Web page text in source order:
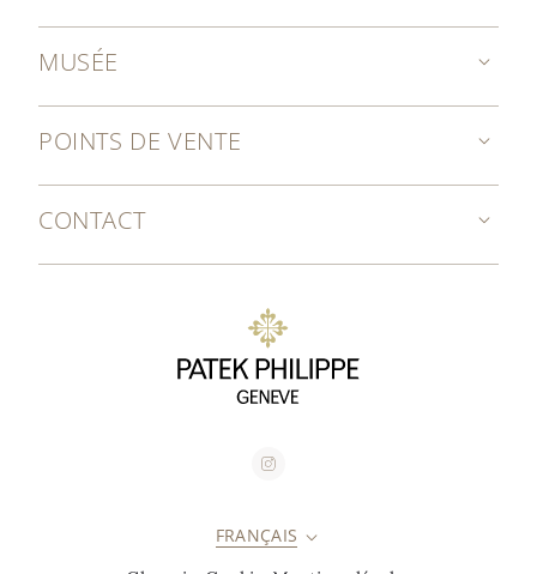
MUSÉE
POINTS DE VENTE
CONTACT
FRANÇAIS